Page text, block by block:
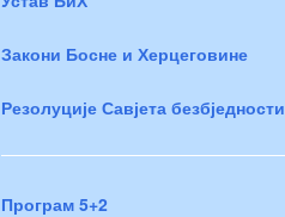
Закони Босне и Херцеговине
Резолуције Савјета безбједности
Програм 5+2